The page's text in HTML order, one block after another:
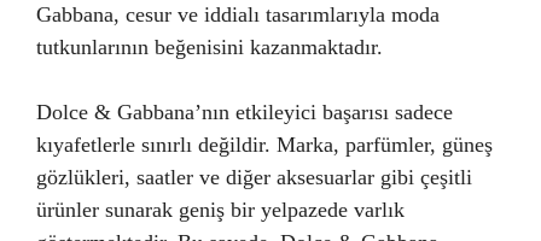
Gabbana, cesur ve iddialı tasarımlarıyla moda
tutkunlarının beğenisini kazanmaktadır.
Dolce & Gabbana’nın etkileyici başarısı sadece
kıyafetlerle sınırlı değildir. Marka, parfümler, güneş
gözlükleri, saatler ve diğer aksesuarlar gibi çeşitli
ürünler sunarak geniş bir yelpazede varlık